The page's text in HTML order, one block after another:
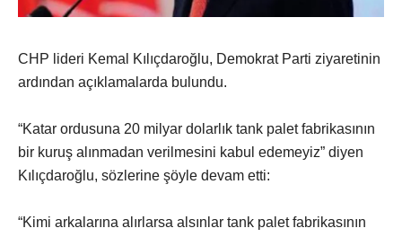
CHP lideri Kemal Kılıçdaroğlu, Demokrat Parti ziyaretinin
ardından açıklamalarda bulundu.
“Katar ordusuna 20 milyar dolarlık tank palet fabrikasının
bir kuruş alınmadan verilmesini kabul edemeyiz” diyen
Kılıçdaroğlu, sözlerine şöyle devam etti:
“Kimi arkalarına alırlarsa alsınlar tank palet fabrikasının